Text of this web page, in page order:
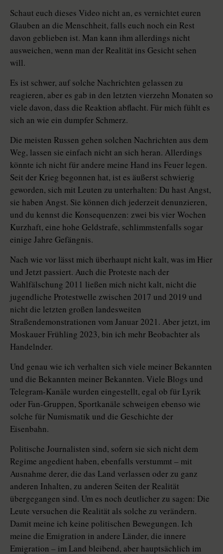
Schaut euch dieses Video nicht an, es vernichtet euren
Glauben an die Menschheit, falls euch noch ein Rest
davon geblieben ist. Man kann ihm allerdings nicht
ausweichen, wenn man der Realität ins Gesicht sehen
will.
Es ist schwer, auf solche Nachrichten gelassen zu
reagieren, aber es gab in den letzten vierzehn Monaten so
viele davon, dass die Reaktion abflacht. Für mich fühlt es
sich an wie ein dumpfer Schmerz.
Die meisten Russen gehen solchen Nachrichten aus dem
Weg, lassen sie einfach nicht an sich heran. Allerdings
könnte ich nicht für andere meine Hand ins Feuer legen.
Seit der Krieg begonnen hat, ist es äußerst schwierig
geworden, sich mit Leuten zu unterhalten: Du hast Angst,
sie haben Angst. Sie können dich jederzeit denunzieren,
und du kennst die Konsequenzen: zwei bis vier Wochen
Kurzhaft, eine hohe Geldstrafe, schlimmstenfalls sogar
einige Jahre Gefängnis.
Nach wie vor lässt mich überhaupt nicht kalt, was im Hier
und Jetzt passiert. Auch die Proteste nach der
Wahlfälschung 2011 ließen mich nicht kalt, nicht die
jugendliche Protestwelle zwischen 2017 und 2019 und
nicht die letzten großen landesweiten
Straßendemonstrationen vom Januar 2021. Aber jetzt, im
Moskauer Frühling 2023, bin ich mehr Beobachter als
Handelnder.
Und genau wie ich verhalten sich viele meiner Bekannten
und die Bekannten meiner Bekannten. Viele Blogs und
Telegram-Kanäle wurden eingestellt, egal ob für Lyrik
oder Fan-Gruppen, Sportkanäle schweigen ebenso wie
solche für Numismatik und die Geschichte der
Eisenbahn.
Politische Journalisten sind, sofern sie sich nicht dem
Regime angedient haben, ebenfalls verstummt – mit
Ausnahme derer, die das Land verlassen oder zu ganz
anderen Inhalten, zu anderen Seiten der Realität
übergegangen sind. Um es noch deutlicher zu sagen: Die
Leute versuchen die Realität als solche zu verändern.
Damit meine ich keine politischen Bewegungen. Ich
meine die Emigration in andere Länder, die innere
Emigration – im Land bleibend, aber hauptsächlich im